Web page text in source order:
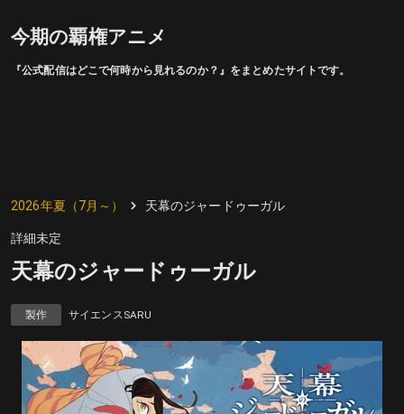
今期の覇権アニメ
『公式配信はどこで何時から見れるのか？』をまとめたサイトです。
2026年夏（7月～） 天幕のジャードゥーガル
詳細未定
天幕のジャードゥーガル
製作 サイエンスSARU